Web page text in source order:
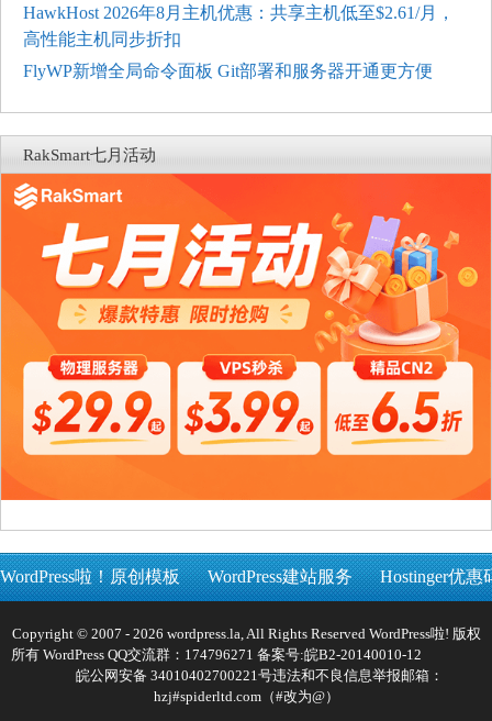
HawkHost 2026年8月主机优惠：共享主机低至$2.61/月，
高性能主机同步折扣
FlyWP新增全局命令面板 Git部署和服务器开通更方便
RakSmart七月活动
WordPress啦！原创模板 WordPress建站服务 Hostinger优惠
Copyright © 2007 - 2026 wordpress.la, All Rights Reserved WordPress啦! 版权
所有 WordPress QQ交流群：174796271 备案号:皖B2-20140010-12
皖公网安备 34010402700221号违法和不良信息举报邮箱：
hzj#spiderltd.com（#改为@）